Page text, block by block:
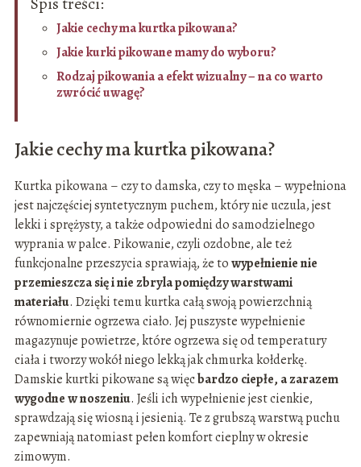
Jakie cechy ma kurtka pikowana?
Jakie kurki pikowane mamy do wyboru?
Rodzaj pikowania a efekt wizualny – na co warto
zwrócić uwagę?
Jakie cechy ma kurtka pikowana?
Kurtka pikowana – czy to damska, czy to męska – wypełniona
jest najczęściej syntetycznym puchem, który nie uczula, jest
lekki i sprężysty, a także odpowiedni do samodzielnego
wyprania w palce. Pikowanie, czyli ozdobne, ale też
funkcjonalne przeszycia sprawiają, że towypełnienie nie
przemieszcza się i nie zbryla pomiędzy warstwami
materiału. Dzięki temu kurtka całą swoją powierzchnią
równomiernie ogrzewa ciało. Jej puszyste wypełnienie
magazynuje powietrze, które ogrzewa się od temperatury
ciała i tworzy wokół niego lekką jak chmurka kołderkę.
Damskie kurtki pikowane są więcbardzo ciepłe, a zarazem
wygodne w noszeniu. Jeśli ich wypełnienie jest cienkie,
sprawdzają się wiosną i jesienią. Te z grubszą warstwą puchu
zapewniają natomiast pełen komfort cieplny w okresie
zimowym.